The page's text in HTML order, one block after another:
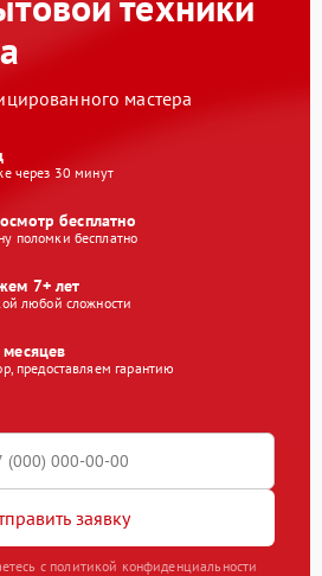
мастера
через 30 минут
бесплатно
поломки бесплатно
7+ лет
любой сложности
предоставляем гарантию
заявку
с политикой конфиденциальности